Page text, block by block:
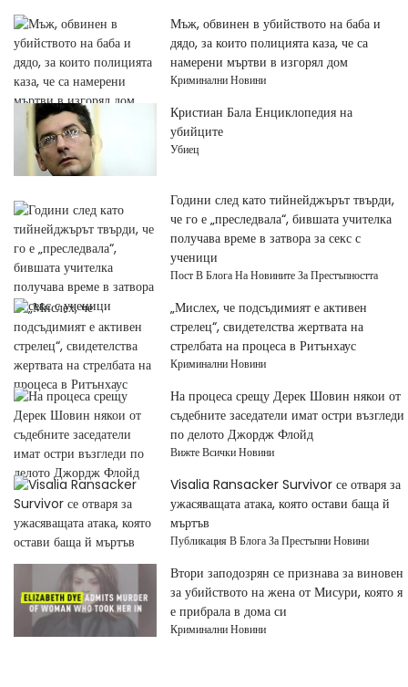
Мъж, обвинен в убийството на баба и
дядо, за които полицията каза, че са
намерени мъртви в изгорял дом
Криминални Новини
Кристиан Бала Енциклопедия на
убийците
Убиец
Години след като тийнейджърът твърди,
че го е „преследвала“, бившата учителка
получава време в затвора за секс с
ученици
Пост В Блога На Новините За Престъпността
„Мислех, че подсъдимият е активен
стрелец“, свидетелства жертвата на
стрелбата на процеса в Ритънхаус
Криминални Новини
На процеса срещу Дерек Шовин някои от
съдебните заседатели имат остри възгледи
по делото Джордж Флойд
Вижте Всички Новини
Visalia Ransacker Survivor се отваря за
ужасяващата атака, която остави баща й
мъртъв
Публикация В Блога За Престъпни Новини
Втори заподозрян се признава за виновен
за убийството на жена от Мисури, която я
е прибрала в дома си
Криминални Новини